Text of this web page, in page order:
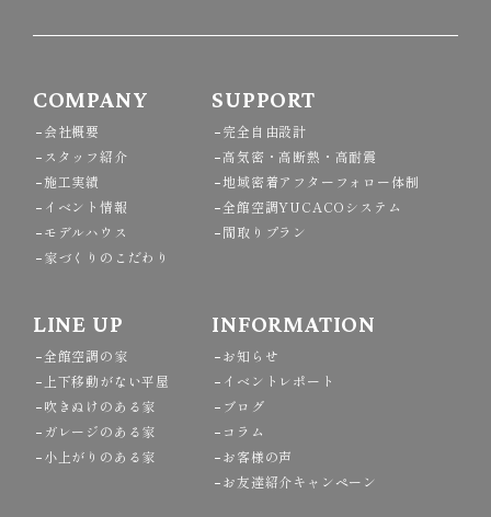
COMPANY
会社概要
スタッフ紹介
施工実績
イベント情報
モデルハウス
家づくりのこだわり
SUPPORT
完全自由設計
高気密・高断熱・高耐震
地域密着アフターフォロー体制
全館空調YUCACOシステム
間取りプラン
LINE UP
全館空調の家
上下移動がない平屋
吹きぬけのある家
ガレージのある家
小上がりのある家
INFORMATION
お知らせ
イベントレポート
ブログ
コラム
お客様の声
お友達紹介キャンペーン